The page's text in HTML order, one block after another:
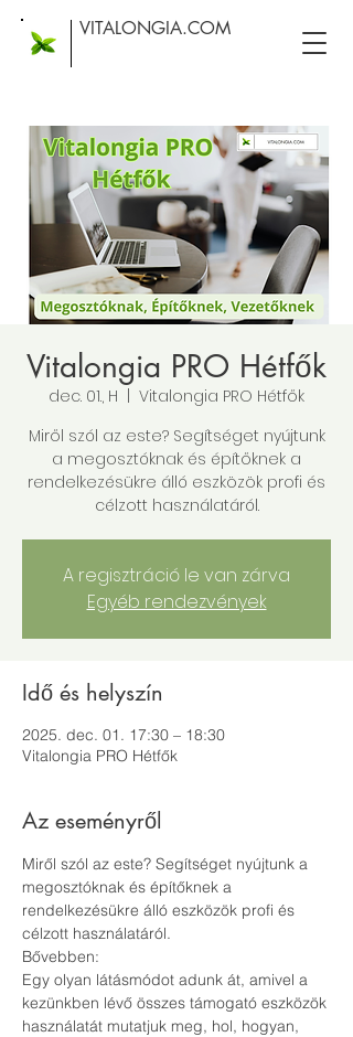
VITALONGIA.COM
Vitalongia PRO Hétfők
dec. 01., H
Vitalongia PRO Hétfők
Miről szól az este? Segítséget nyújtunk
a megosztóknak és építőknek a
rendelkezésükre álló eszközök profi és
célzott használatáról.
A regisztráció le van zárva
Egyéb rendezvények
Idő és helyszín
2025. dec. 01. 17:30 – 18:30
Vitalongia PRO Hétfők
Az eseményről
Miről szól az este? Segítséget nyújtunk a
megosztóknak és építőknek a
rendelkezésükre álló eszközök profi és
célzott használatáról.
Bővebben:
Egy olyan látásmódot adunk át, amivel a
kezünkben lévő összes támogató eszközök
használatát mutatjuk meg, hol, hogyan,